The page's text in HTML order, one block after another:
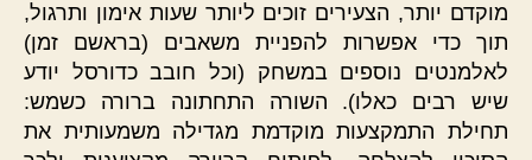
מוקדם יותר, הצעירים זוכים ליותר שעות אימון ותרגול,
תוך כדי אפשרות להפניית משאבים (בראשם זמן)
לאלמנטים נוספים במשחק (וכל חובב כדורסל יודע
שיש רבים כאלו). השורה התחתונה ברורה כשמש:
תחילת התמקצעות מוקדמת מגדילה משמעותית את